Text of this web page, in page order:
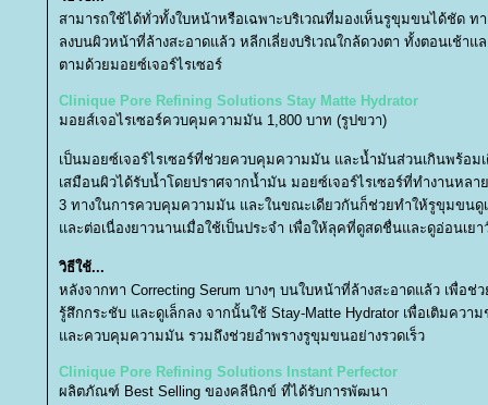
สามารถใช้ได้ทั่วทั้งใบหน้าหรือเฉพาะบริเวณที่มองเห็นรูขุมขนได้ชัด ท
ลงบนผิวหน้าที่ล้างสะอาดแล้ว หลีกเลี่ยงบริเวณใกล้ดวงตา ทั้งตอนเช้า
ตามด้วยมอยซ์เจอร์ไรเซอร์
Clinique Pore Refining Solutions Stay Matte Hydrator
มอยส์เจอไรเซอร์ควบคุมความมัน 1,800 บาท (รูปขวา)
เป็นมอยซ์เจอร์ไรเซอร์ที่ช่วยควบคุมความมัน และน้ำมันส่วนเกินพร้อ
เสมือนผิวได้รับน้ำโดยปราศจากน้ำมัน มอยซ์เจอร์ไรเซอร์ที่ทำงานหลา
3 ทางในการควบคุมความมัน และในขณะเดียวกันก็ช่วยทำให้รูขุมขนดู
ละต่อเนื่องยาวนานเมื่อใช้เป็นประจำ เพื่อให้ลุคที่ดูสดชื่นและดูอ่อนเย
วิธีใช้...
หลังจากทา Correcting Serum บางๆ บนใบหน้าที่ล้างสะอาดแล้ว เพื่อช่
รู้สึกกระชับ และดูเล็กลง จากนั้นใช้ Stay-Matte Hydrator เพื่อเติมควา
ละควบคุมความมัน รวมถึงช่วยอำพรางรูขุมขนอย่างรวดเร็ว
Clinique Pore Refining Solutions Instant Perfector
ผลิตภัณฑ์ Best Selling ของคลีนิกข์ ที่ได้รับการพัฒนา